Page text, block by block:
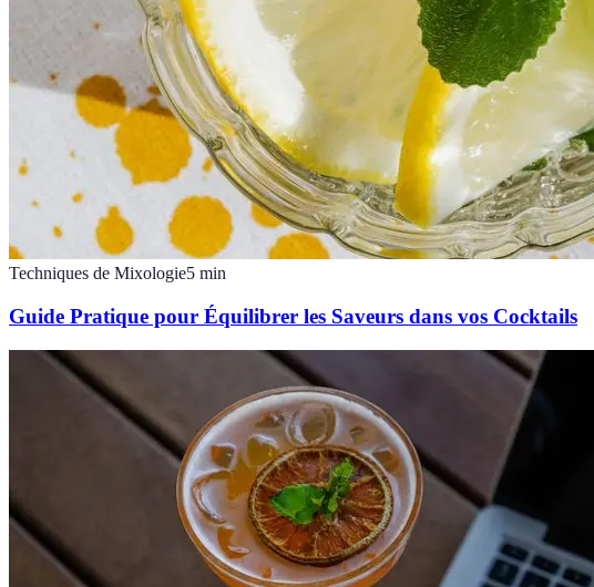
Techniques de Mixologie5 min
Guide Pratique pour Équilibrer les Saveurs dans vos Cocktails